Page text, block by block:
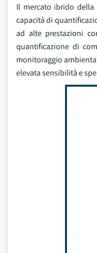
Il mercato ibrido
capacità di
ad alte prestazioni
quantificazione di
monitoraggio
elevata sensibilità e